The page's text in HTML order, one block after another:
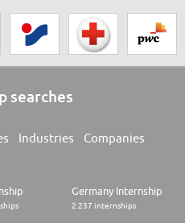
searches
Industries Companies
Germany Internship
2.237 internships